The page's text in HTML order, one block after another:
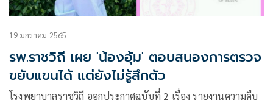
19 มกราคม 2565
รพ.ราชวิถี เผย 'น้องอุ้ม' ตอบสนองการตรวจ
ขยับแขนได้ แต่ยังไม่รู้สึกตัว
โรงพยาบาลราชวิถี ออกประกาศฉบับที่ 2 เรื่อง รายงานความคืบ